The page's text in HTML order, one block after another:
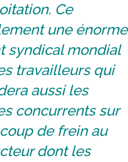
Ce
une énorme
syndical mondial
travailleurs qui
aussi les
concurrents sur
de frein au
dont les